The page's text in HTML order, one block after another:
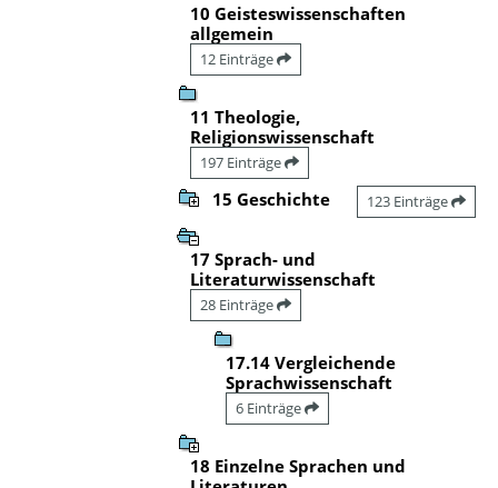
10 Geisteswissenschaften
allgemein
12 Einträge
11 Theologie,
Religionswissenschaft
197 Einträge
15 Geschichte 123 Einträge
17 Sprach- und
Literaturwissenschaft
28 Einträge
17.14 Vergleichende
Sprachwissenschaft
6 Einträge
18 Einzelne Sprachen und